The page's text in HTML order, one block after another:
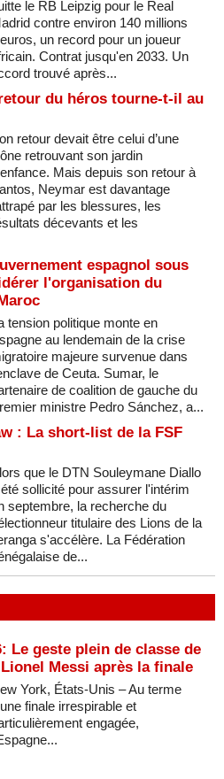
le RB Leipzig pour le Real
contre environ 140 millions
un record pour un joueur
Contrat jusqu'en 2033. Un
trouvé après...
du héros tourne-t-il au
retour devait être celui d’une
retrouvant son jardin
Mais depuis son retour à
Neymar est davantage
par les blessures, les
décevants et les
espagnol sous
l'organisation du
tension politique monte en
au lendemain de la crise
majeure survenue dans
de Ceuta. Sumar, le
de coalition de gauche du
ministre Pedro Sánchez, a...
: La short-list de la FSF
que le DTN Souleymane Diallo
sollicité pour assurer l'intérim
septembre, la recherche du
titulaire des Lions de la
s'accélère. La Fédération
de...
Le geste plein de classe de
Messi après la finale
York, États-Unis – Au terme
finale irrespirable et
engagée,